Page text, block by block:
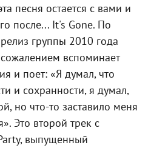
песня остается с вами и
после... It's Gone. По
группы 2010 года
вспоминает
и поет: «Я думал, что
и сохранности, я думал,
но что-то заставило меня
Это второй трек с
выпущенный